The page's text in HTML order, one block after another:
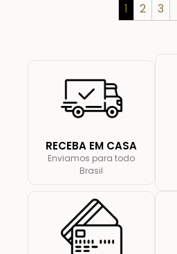
1 2 3
RECEBA EM CASA
Enviamos para todo
Brasil